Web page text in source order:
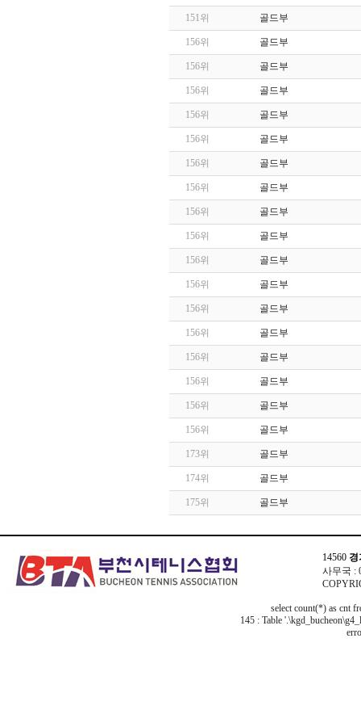
151위 골드부
156위 골드부
156위 골드부
156위 골드부
156위 골드부
156위 골드부
156위 골드부
156위 골드부
156위 골드부
156위 골드부
156위 골드부
156위 골드부
156위 골드부
156위 골드부
156위 골드부
156위 골드부
156위 골드부
156위 골드부
173위 골드부
174위 골드부
175위 골드부
14560 경
사무국 :
select count(*) as cnt
145 : Table